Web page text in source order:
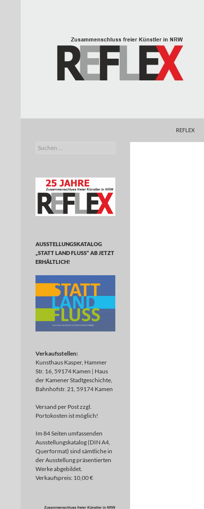
REFLEX
Zusammenschluss freier Künstler in
Suchen
AUSSTELLUNGSKATALOG
„STATT LAND FLUSS“ AB JETZT
ERHÄLTLICH!
Verkaufsstellen:
Kunsthaus Kasper, Hammer
Str. 16, 59174 Kamen | Haus
der Kamener Stadtgeschichte,
Bahnhofstr. 21, 59174 Kamen
Versand per Post zzgl.
Portokosten ist möglich!
Im 84 Seiten umfassenden
Ausstellungskatalog (DIN A4,
Querformat) sind sämtliche in
der Ausstellung präsentierten
Werke abgebildet.
Verkaufspreis: 10,00 €